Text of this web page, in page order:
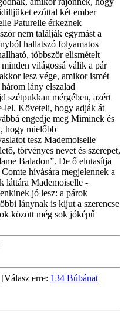
[Válasz erre: 134 Búbánat